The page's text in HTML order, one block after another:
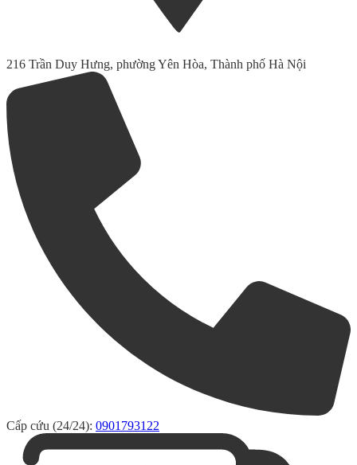
216 Trần Duy Hưng, phường Yên Hòa, Thành phố Hà Nội
Cấp cứu (24/24): 0901793122